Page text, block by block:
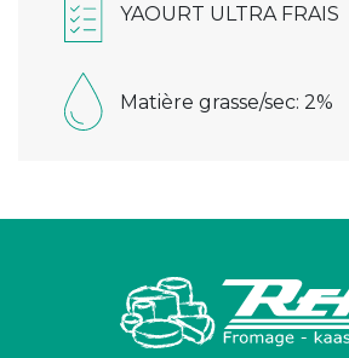
YAOURT ULTRA FRAIS
Matière grasse/sec: 2%